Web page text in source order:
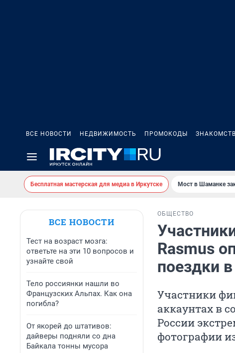
ВСЕ НОВОСТИ НЕДВИЖИМОСТЬ ПРОМОКОДЫ
Бесплатная мастерская для медиа в Иркутске Мост в Шаманке
ВСЕ НОВОСТИ
Тест на возраст мозга:
ответьте на эти 10 вопросов и
узнайте свой
Тело россиянки нашли во
Французских Альпах. Как она
погибла?
От якорей до штативов:
дайверы подняли со дна
Байкала тонны мусора
ОБЩЕСТВО
Rasmus
поездки
Участники
аккаунтах в
России
фотографии